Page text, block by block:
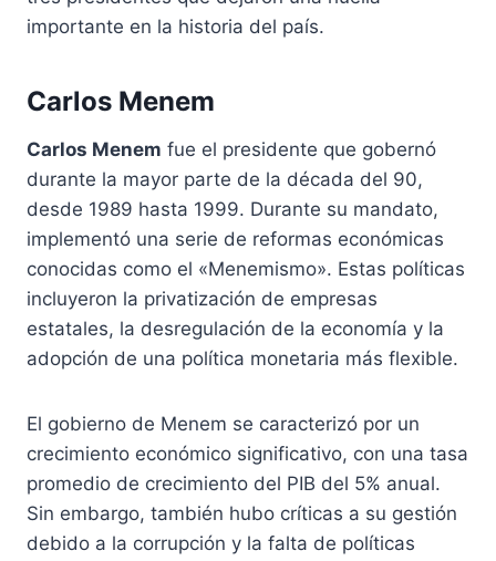
importante en la historia del país.
Carlos Menem
Carlos Menem fue el presidente que gobernó
durante la mayor parte de la década del 90,
desde 1989 hasta 1999. Durante su mandato,
implementó una serie de reformas económicas
conocidas como el «Menemismo». Estas políticas
incluyeron la privatización de empresas
estatales, la desregulación de la economía y la
adopción de una política monetaria más flexible.
El gobierno de Menem se caracterizó por un
crecimiento económico significativo, con una tasa
promedio de crecimiento del PIB del 5% anual.
Sin embargo, también hubo críticas a su gestión
debido a la corrupción y la falta de políticas